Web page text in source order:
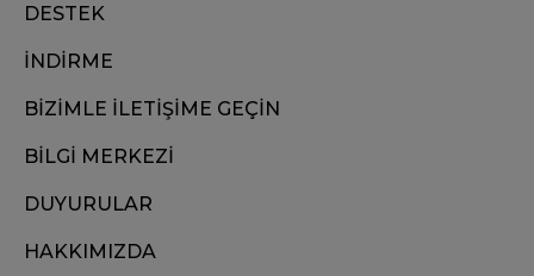
DESTEK
İNDİRME
BİZİMLE İLETİŞİME GEÇİN
BİLGİ MERKEZİ
DUYURULAR
HAKKIMIZDA